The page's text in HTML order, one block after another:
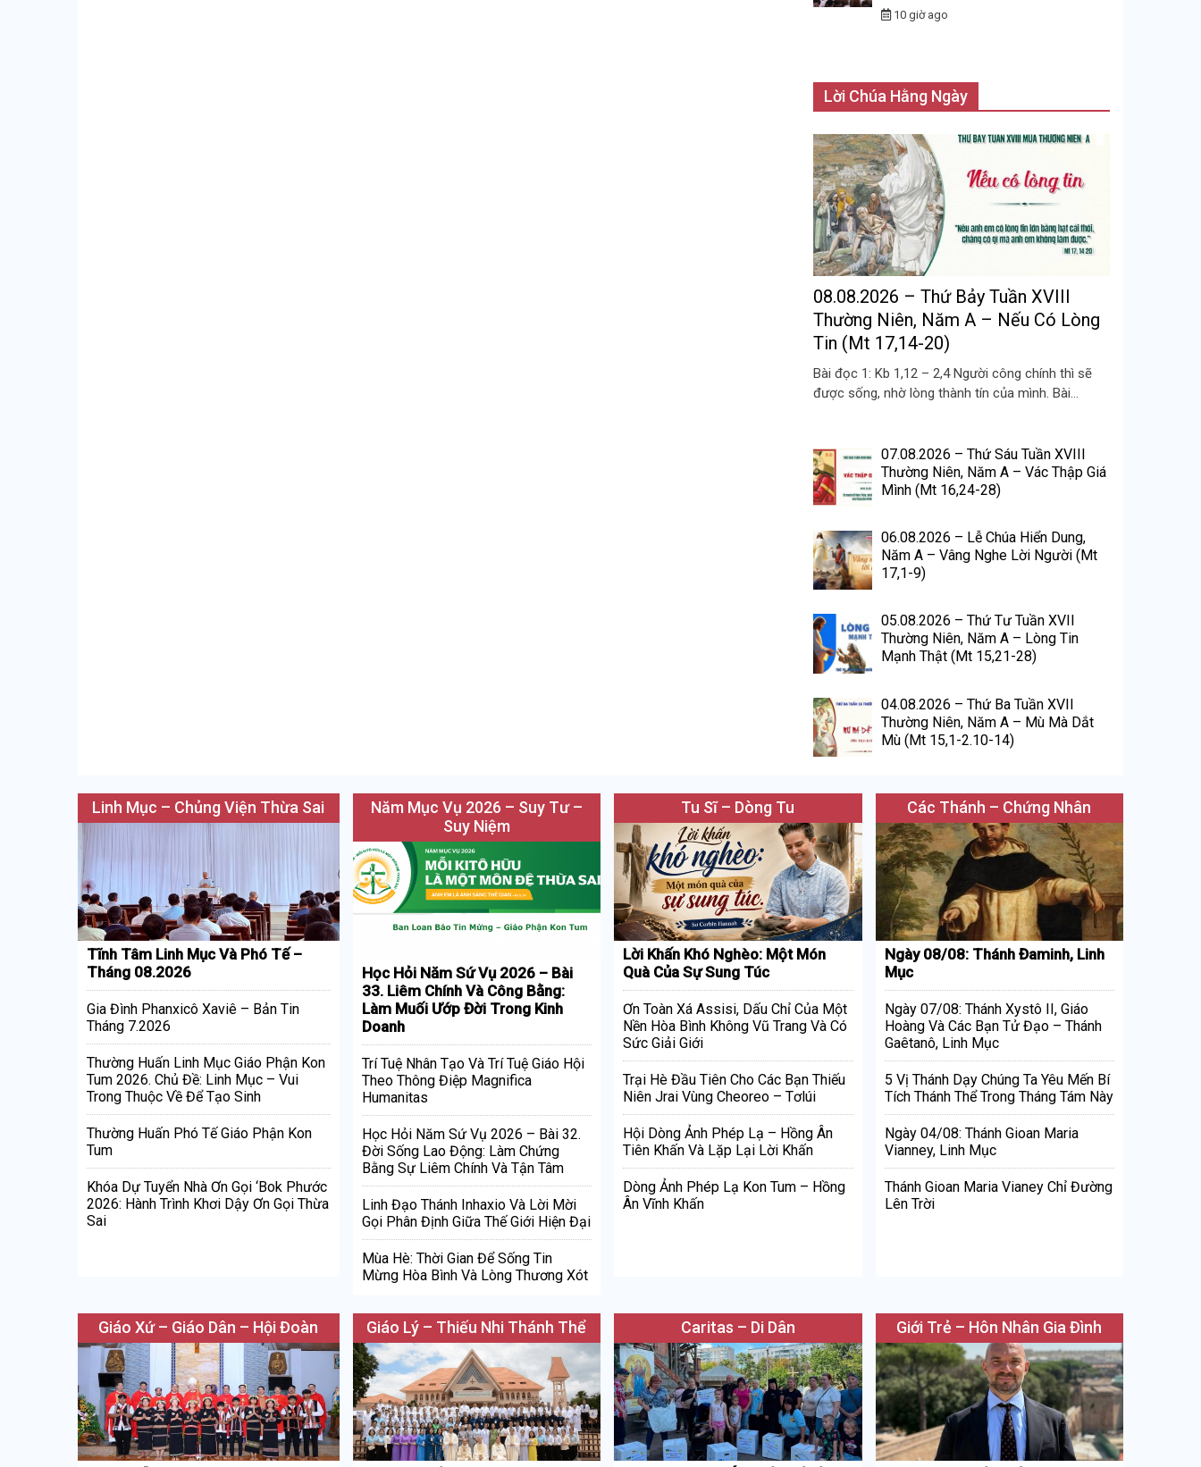
10 giờ ago
Lời Chúa Hằng Ngày
08.08.2026 – Thứ Bảy Tuần XVIII
Thường Niên, Năm A – Nếu Có Lòng
Tin (Mt 17,14-20)
Bài đọc 1: Kb 1,12 – 2,4 Người công chính thì sẽ
được sống, nhờ lòng thành tín của mình. Bài...
07.08.2026 – Thứ Sáu Tuần XVIII
Thường Niên, Năm A – Vác Thập Giá
Mình (Mt 16,24-28)
06.08.2026 – Lễ Chúa Hiển Dung,
Năm A – Vâng Nghe Lời Người (Mt
17,1-9)
05.08.2026 – Thứ Tư Tuần XVII
Thường Niên, Năm A – Lòng Tin
Mạnh Thật (Mt 15,21-28)
04.08.2026 – Thứ Ba Tuần XVII
Thường Niên, Năm A – Mù Mà Dắt
Mù (Mt 15,1-2.10-14)
Linh Mục – Chủng Viện Thừa Sai
Tĩnh Tâm Linh Mục Và Phó Tế –
Tháng 08.2026
Gia Đình Phanxicô Xaviê – Bản Tin
Tháng 7.2026
Thường Huấn Linh Mục Giáo Phận Kon
Tum 2026. Chủ Đề: Linh Mục – Vui
Trong Thuộc Về Để Tạo Sinh
Thường Huấn Phó Tế Giáo Phận Kon
Tum
Khóa Dự Tuyển Nhà Ơn Gọi ‘Bok Phước
2026: Hành Trình Khơi Dậy Ơn Gọi Thừa
Sai
Năm Mục Vụ 2026 – Suy Tư –
Suy Niệm
Học Hỏi Năm Sứ Vụ 2026 – Bài
33. Liêm Chính Và Công Bằng:
Làm Muối Ướp Đời Trong Kinh
Doanh
Trí Tuệ Nhân Tạo Và Trí Tuệ Giáo Hội
Theo Thông Điệp Magnifica
Humanitas
Học Hỏi Năm Sứ Vụ 2026 – Bài 32.
Đời Sống Lao Động: Làm Chứng
Bằng Sự Liêm Chính Và Tận Tâm
Linh Đạo Thánh Inhaxio Và Lời Mời
Gọi Phân Định Giữa Thế Giới Hiện Đại
Mùa Hè: Thời Gian Để Sống Tin
Mừng Hòa Bình Và Lòng Thương Xót
Tu Sĩ – Dòng Tu
Lời Khấn Khó Nghèo: Một Món
Quà Của Sự Sung Túc
Ơn Toàn Xá Assisi, Dấu Chỉ Của Một
Nền Hòa Bình Không Vũ Trang Và Có
Sức Giải Giới
Trại Hè Đầu Tiên Cho Các Bạn Thiếu
Niên Jrai Vùng Cheoreo – Tơlúi
Hội Dòng Ảnh Phép Lạ – Hồng Ân
Tiên Khấn Và Lặp Lại Lời Khấn
Dòng Ảnh Phép Lạ Kon Tum – Hồng
Ân Vĩnh Khấn
Các Thánh – Chứng Nhân
Ngày 08/08: Thánh Đaminh, Linh
Mục
Ngày 07/08: Thánh Xystô II, Giáo
Hoàng Và Các Bạn Tử Đạo – Thánh
Gaêtanô, Linh Mục
5 Vị Thánh Dạy Chúng Ta Yêu Mến Bí
Tích Thánh Thể Trong Tháng Tám Này
Ngày 04/08: Thánh Gioan Maria
Vianney, Linh Mục
Thánh Gioan Maria Vianey Chỉ Đường
Lên Trời
Giáo Xứ – Giáo Dân – Hội Đoàn Giáo Lý – Thiếu Nhi Thánh Thể Caritas – Di Dân Giới Trẻ – Hôn Nhân Gia Đình